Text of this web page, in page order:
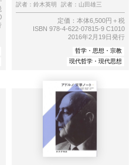
訳者： 鈴木英明 訳者： 山田雄三
定価：本体6,500円＋税
ISBN 978-4-622-07815-9 C1010
2016年2月19日発行
哲学・思想・宗教
現代哲学・現代思想